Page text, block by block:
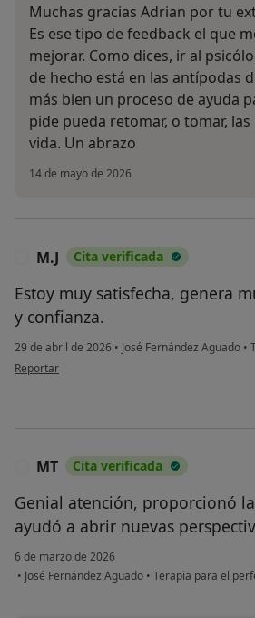
Muchas gracias Adrian por tu
Es ese tipo de feedback el que
mejorar. Como dices, ir al
de hecho está en las antípodas
más bien un proceso de ayuda
pide pueda retomar, o tomar,
vida. Un abrazo
14 de mayo de 2026
M.J Cita verificada
Estoy muy satisfecha, genera
y confianza.
29 de abril de 2026 • José Fernández Aguado •
en opinión del usuario M.J
Reportar
MT Cita verificada
Genial atención, proporcionó
ayudó a abrir nuevas
6 de marzo de 2026
• José Fernández Aguado • Terapia para el